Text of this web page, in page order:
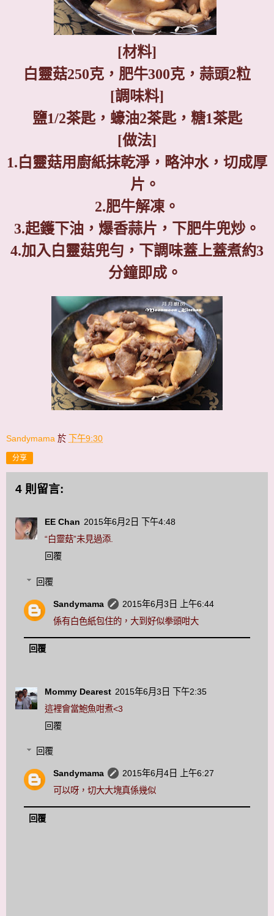
[材料]
白靈菇250克，肥牛300克，蒜頭2粒
[調味料]
鹽1/2茶匙，蠔油2茶匙，糖1茶匙
[做法]
1.白靈菇用廚紙抹乾淨，略沖水，切成厚
片。
2.肥牛解凍。
3.起鑊下油，爆香蒜片，下肥牛兜炒。
4.加入白靈菇兜勻，下調味蓋上蓋煮約3
分鐘即成。
Sandymama 於 下午9:30
分享
4 則留言:
EE Chan 2015年6月2日 下午4:48
“白靈菇”未見過添.
回覆
回覆
Sandymama
2015年6月3日 上午6:44
係有白色紙包住的，大到好似拳頭咁大
回覆
Mommy Dearest 2015年6月3日 下午2:35
這裡會當鮑魚咁煮<3
回覆
回覆
Sandymama
2015年6月4日 上午6:27
可以呀，切大大塊真係幾似
回覆